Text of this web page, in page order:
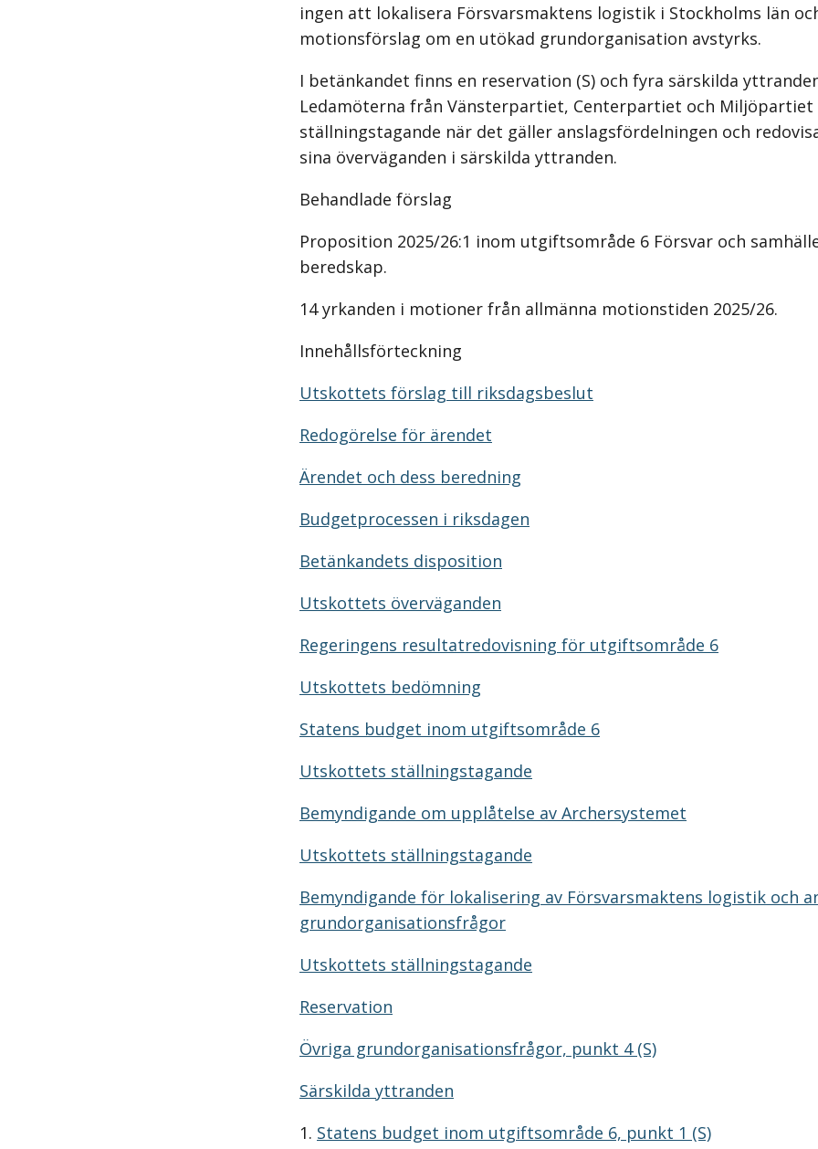
ingen att lokalisera Försvarsmaktens logistik i Stockholms län
motionsförslag om en utökad grundorganisation avstyrks.
I betänkandet finns en reservation (S) och fyra särskilda yttranden
Ledamöterna från Vänsterpartiet, Centerpartiet och
ställningstagande när det gäller anslagsfördelningen och
sina överväganden i särskilda yttranden.
Behandlade förslag
Proposition 2025/26:1 inom utgiftsområde 6 Försvar och
beredskap.
14 yrkanden i motioner från allmänna motionstiden 2025/26.
Innehållsförteckning
Utskottets förslag till riksdagsbeslut
Redogörelse för ärendet
Ärendet och dess beredning
Budgetprocessen i riksdagen
Betänkandets disposition
Utskottets överväganden
Regeringens resultatredovisning för utgiftsområde 6
Utskottets bedömning
Statens budget inom utgiftsområde 6
Utskottets ställningstagande
Bemyndigande om upplåtelse av Archersystemet
Utskottets ställningstagande
Bemyndigande för lokalisering av Försvarsmaktens logistik och
grundorganisationsfrågor
Utskottets ställningstagande
Reservation
Övriga grundorganisationsfrågor, punkt 4 (S)
Särskilda yttranden
1. Statens budget inom utgiftsområde 6, punkt 1 (S)